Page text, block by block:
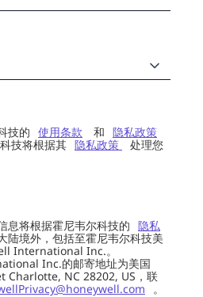
技的 使用条款 和 隐私政策
技将根据其 隐私政策
处理您
息将根据霍尼韦尔科技的 隐私
陆境外，包括至霍尼韦尔科技美
International Inc.。
Inc.的邮寄地址为美国
Charlotte, NC 28202, US，联
。